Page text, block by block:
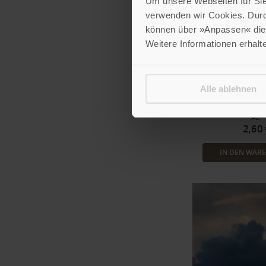
verwenden wir Cookies.
können über »Anpassen«
Weitere Informationen
Alle ablehnen
Geöffnete
von Matthias
Ab
2,60
IN DEN